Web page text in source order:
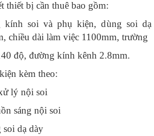
KHOA NGOẠI - SẢN
KHOA NỘI NHI NHIỄM
thiết bị cần thuê bao gồm:
kính soi và phụ kiện, dùng soi
chiều dài làm việc 1100mm, trường
độ, đường kính kênh 2.8mm.
kèm theo:
lý nội soi
sáng nội soi
soi dạ dày